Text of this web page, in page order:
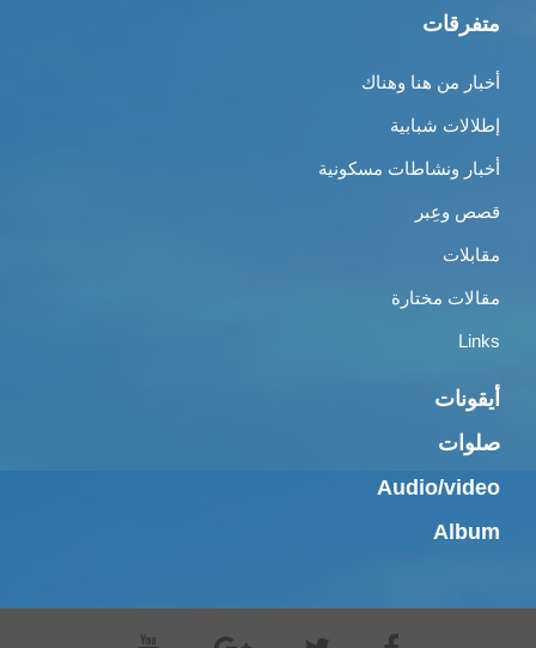
متفرقات
أخبار من هنا وهناك
إطلالات شبابية
أخبار ونشاطات مسكونية
قصص وعِبر
مقابلات
مقالات مختارة
Links
أيقونات
صلوات
Audio/video
Album